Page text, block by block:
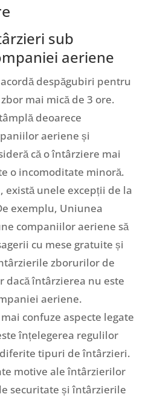
sub
aeriene
despăgubiri pentru
mai mică de 3 ore.
deoarece
aeriene și
că o întârziere mai
o incomoditate minoră.
există unele excepții de la
exemplu, Uniunea
companiilor aeriene să
cu mese gratuite și
zborurilor de
dacă întârzierea nu este
aeriene.
confuze aspecte legate
înțelegerea regulilor
diferite tipuri de întârzieri.
motive ale întârzierilor
securitate și întârzierile